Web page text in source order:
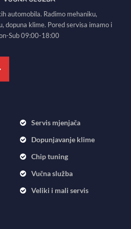
automobila. Radimo mehaniku,
dopuna klime. Pored servisa imamo i
Sub 09:00-18:00
Servis mjenjača
Dopunjavanje klime
Chip tuning
Vučna služba
Veliki i mali servis